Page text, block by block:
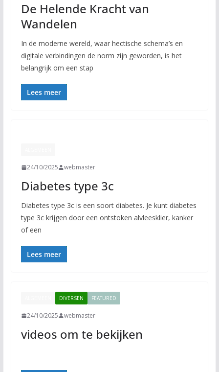
De Helende Kracht van
Wandelen
In de moderne wereld, waar hectische schema’s en
digitale verbindingen de norm zijn geworden, is het
belangrijk om een stap
Lees meer
24/10/2025 webmaster
Diabetes type 3c
Diabetes type 3c is een soort diabetes. Je kunt diabetes
type 3c krijgen door een ontstoken alvleesklier, kanker
of een
Lees meer
DIVERSEN FEATURED
24/10/2025 webmaster
videos om te bekijken